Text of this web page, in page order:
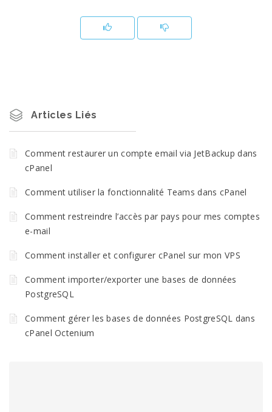
Articles Liés
Comment restaurer un compte email via JetBackup dans
cPanel
Comment utiliser la fonctionnalité Teams dans cPanel
Comment restreindre l’accès par pays pour mes comptes
e-mail
Comment installer et configurer cPanel sur mon VPS
Comment importer/exporter une bases de données
PostgreSQL
Comment gérer les bases de données PostgreSQL dans
cPanel Octenium